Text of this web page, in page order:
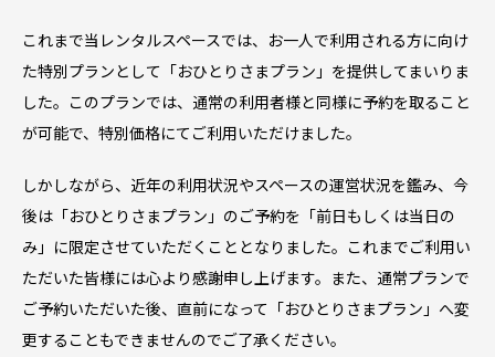
これまで当レンタルスペースでは、お一人で利用される方に向け
た特別プランとして「おひとりさまプラン」を提供してまいりま
した。このプランでは、通常の利用者様と同様に予約を取ること
が可能で、特別価格にてご利用いただけました。
しかしながら、近年の利用状況やスペースの運営状況を鑑み、今
後は「おひとりさまプラン」のご予約を「前日もしくは当日の
み」に限定させていただくこととなりました。これまでご利用い
ただいた皆様には心より感謝申し上げます。また、通常プランで
ご予約いただいた後、直前になって「おひとりさまプラン」へ変
更することもできませんのでご了承ください。